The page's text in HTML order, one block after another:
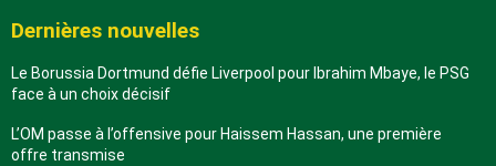
Dernières nouvelles
Le Borussia Dortmund défie Liverpool pour Ibrahim Mbaye, le PSG
face à un choix décisif
L’OM passe à l’offensive pour Haissem Hassan, une première
offre transmise